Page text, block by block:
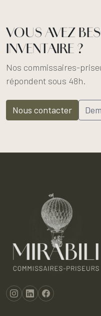
VOUS AVEZ
INVENTAIRE ?
Nos commissaires-
répondent sous 48h.
Nous contacter